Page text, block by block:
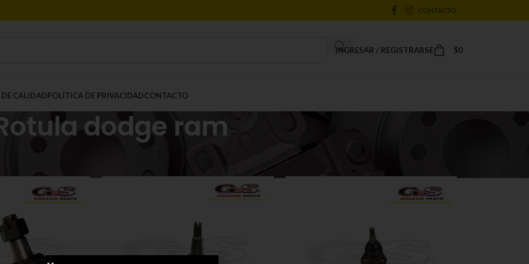
CONTACTO
INGRESAR / REGISTRARSE $0
CALIDADPOLÍTICA DE PRIVACIDADCONTACTO
dodge ram